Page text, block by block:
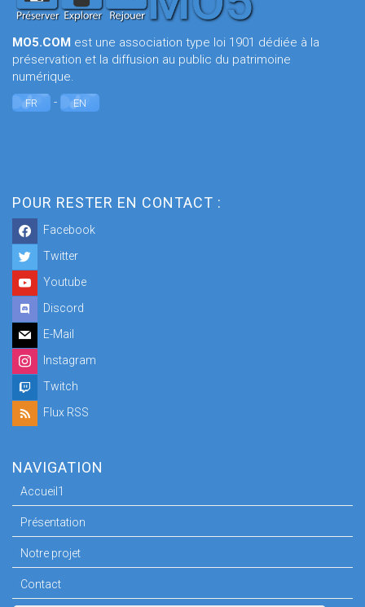
MO5.COM est une association type loi 1901 dédiée à la
préservation et la diffusion au public du patrimoine
numérique.
FR - EN
POUR RESTER EN CONTACT :
Facebook
Twitter
Youtube
Discord
E-Mail
Instagram
Twitch
Flux RSS
NAVIGATION
Accueil1
Présentation
Notre projet
Contact